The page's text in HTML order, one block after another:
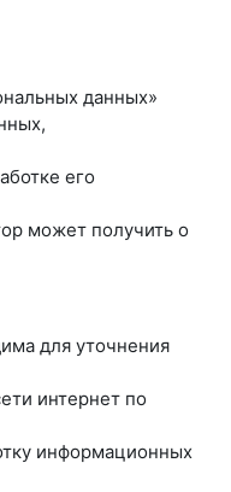
данных»
его
может получить о
для уточнения
интернет по
информационных